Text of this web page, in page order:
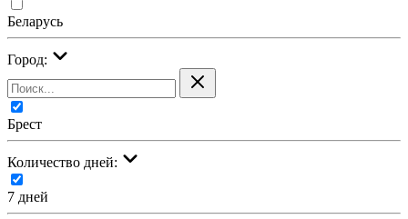
Беларусь
Город:
Брест
Количество дней:
7 дней